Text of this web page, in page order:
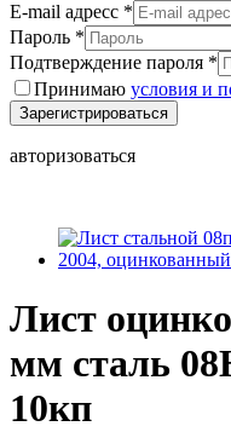
E-mail адресс *
Пароль *
Подтверждение пароля *
Принимаю условия и
Зарегистрироваться
авторизоваться
Лист
мм сталь
10кп